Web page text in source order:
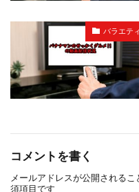
バラエティ
コメントを書く
メールアドレスが公開されるこ
須項目です